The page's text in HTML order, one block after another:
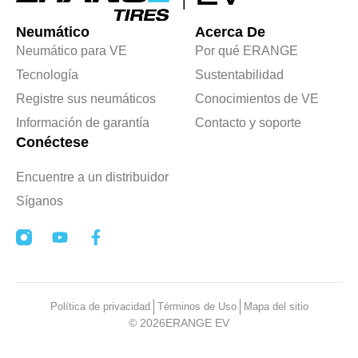
Neumático
Neumático para VE
Tecnología
Registre sus neumáticos
Información de garantía
Acerca De
Por qué ERANGE
Sustentabilidad
Conocimientos de VE
Contacto y soporte
Conéctese
Encuentre a un distribuidor
Síganos
Política de privacidad Términos de Uso Mapa del sitio
© 2026ERANGE EV